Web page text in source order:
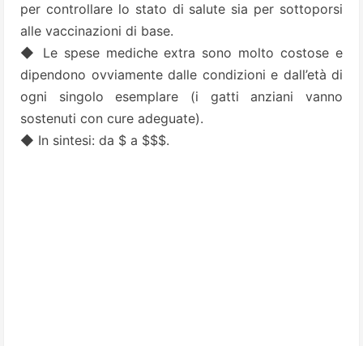
per controllare lo stato di salute sia per sottoporsi
alle vaccinazioni di base.
◆ Le spese mediche extra sono molto costose e
dipendono ovviamente dalle condizioni e dall’età di
ogni singolo esemplare (i gatti anziani vanno
sostenuti con cure adeguate).
◆ In sintesi: da $ a $$$.